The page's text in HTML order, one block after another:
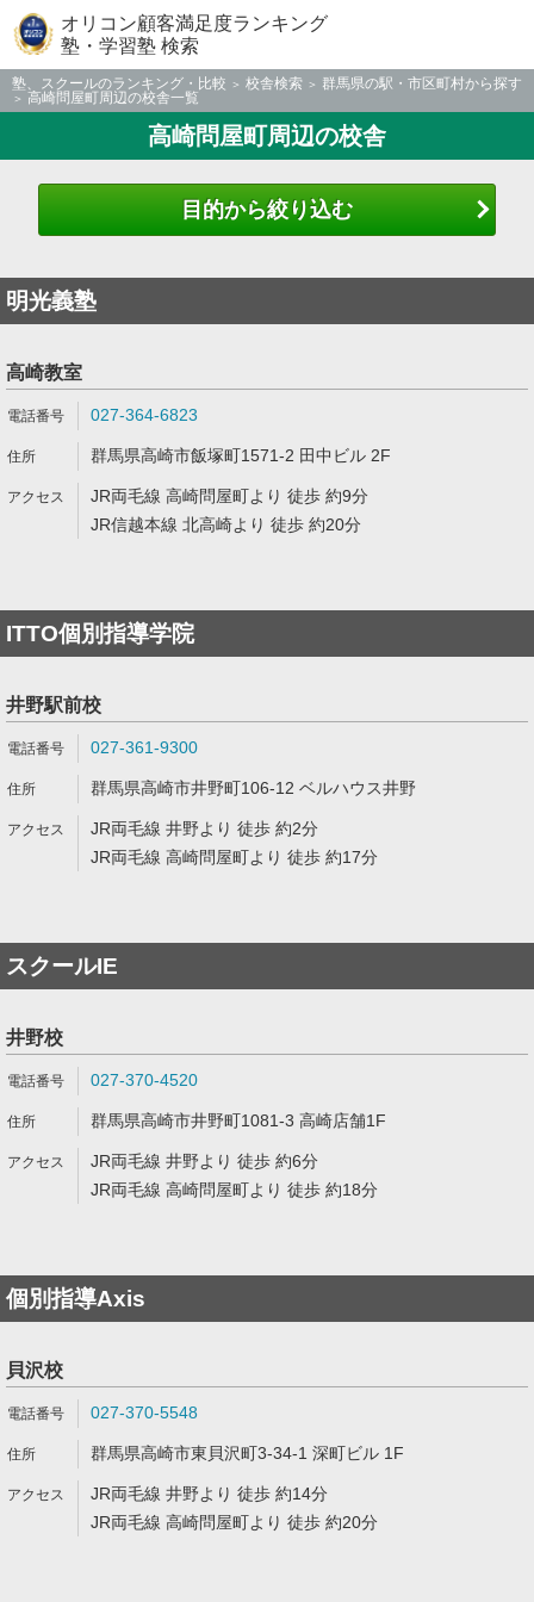
オリコン顧客満足度ランキング
塾・学習塾 検索
塾、スクールのランキング・比較 校舎検索
群馬県の駅・市区町村から探す
高崎問屋町周辺の校舎一覧
高崎問屋町周辺の校舎
目的から絞り込む
明光義塾
高崎教室
027-364-6823
群馬県高崎市飯塚町1571-2 田中ビル 2F
JR両毛線 高崎問屋町より 徒歩 約9分
JR信越本線 北高崎より 徒歩 約20分
ITTO個別指導学院
井野駅前校
027-361-9300
群馬県高崎市井野町106-12 ベルハウス井野
JR両毛線 井野より 徒歩 約2分
JR両毛線 高崎問屋町より 徒歩 約17分
スクールIE
井野校
027-370-4520
群馬県高崎市井野町1081-3 高崎店舗1F
JR両毛線 井野より 徒歩 約6分
JR両毛線 高崎問屋町より 徒歩 約18分
個別指導Axis
貝沢校
027-370-5548
群馬県高崎市東貝沢町3-34-1 深町ビル 1F
JR両毛線 井野より 徒歩 約14分
JR両毛線 高崎問屋町より 徒歩 約20分